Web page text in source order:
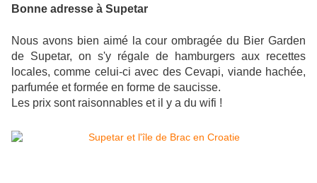
Bonne adresse à Supetar
Nous avons bien aimé la cour ombragée du Bier Garden
de Supetar, on s'y régale de hamburgers aux recettes
locales, comme celui-ci avec des Cevapi, viande hachée,
parfumée et formée en forme de saucisse.
Les prix sont raisonnables et il y a du wifi !